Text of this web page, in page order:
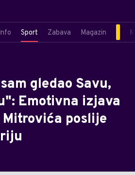
Sport Zabava Magazin
gledao Savu,
Emotivna izjava
poslije